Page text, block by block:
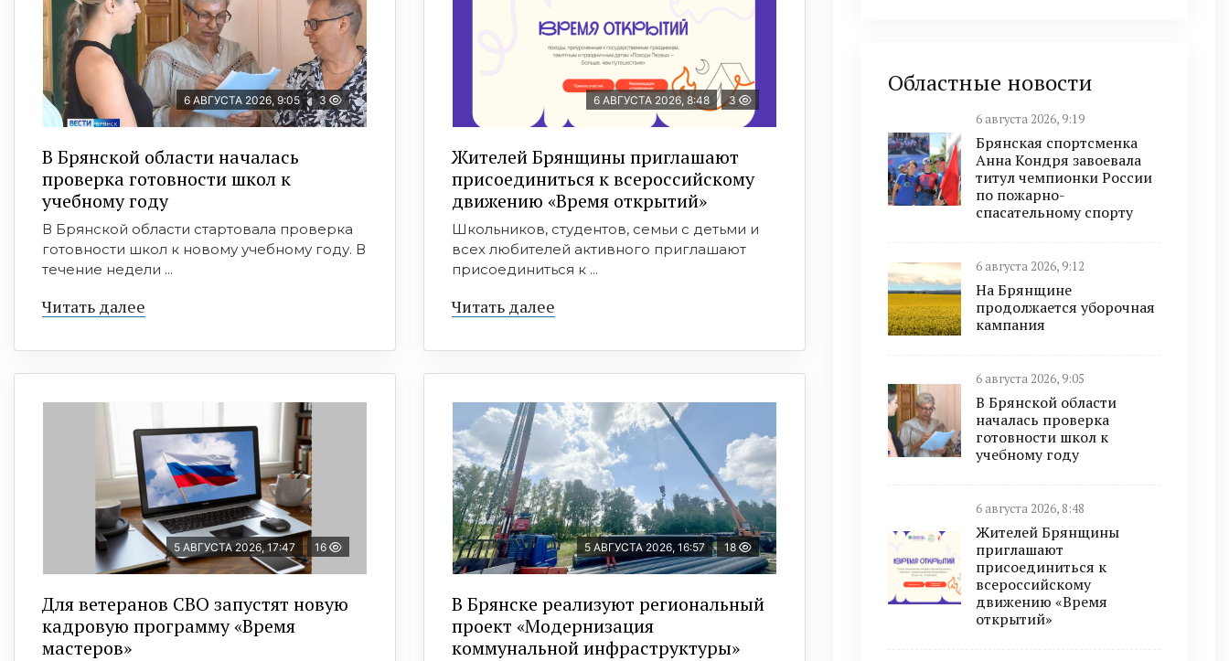
6 АВГУСТА 2026, 9:05 3
В Брянской области началась
проверка готовности школ к
учебному году
В Брянской области стартовала проверка
готовности школ к новому учебному году. В
течение недели ...
Читать далее
6 АВГУСТА 2026, 8:48 3
Жителей Брянщины приглашают
присоединиться к всероссийскому
движению «Время открытий»
Школьников, студентов, семьи с детьми и
всех любителей активного приглашают
присоединиться к ...
Читать далее
5 АВГУСТА 2026, 17:47 16
Для ветеранов СВО запустят новую
кадровую программу «Время
мастеров»
5 АВГУСТА 2026, 16:57 18
В Брянске реализуют региональный
проект «Модернизация
коммунальной инфраструктуры»
Областные новости
6 августа 2026, 9:19
Брянская спортсменка
Анна Кондря завоевала
титул чемпионки России
по пожарно-
спасательному спорту
6 августа 2026, 9:12
На Брянщине
продолжается уборочная
кампания
6 августа 2026, 9:05
В Брянской области
началась проверка
готовности школ к
учебному году
6 августа 2026, 8:48
Жителей Брянщины
приглашают
присоединиться к
всероссийскому
движению «Время
открытий»